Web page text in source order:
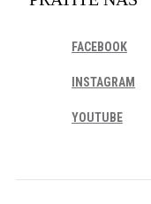
FACEBOOK
INSTAGRAM
YOUTUBE